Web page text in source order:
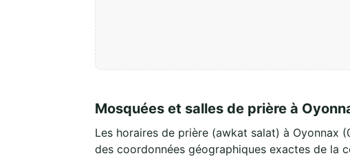
Mosquées et salles de prière à
Les horaires de prière (awkat salat) à Oyonnax
des coordonnées géographiques exactes de la